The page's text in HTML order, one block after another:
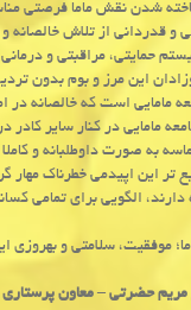
شدن نقش ماما فرصتی
و قدردانی از تلاش خالصانه
حمایتی، مراقبتی و
این مرز و بوم بدون
مامایی است که خالصانه در
مامایی در کنار سایر کادر
کووید۱۹، با خلق حماسه به
این اپیدمی خطرناک مهار
دارند، الگویی برای
موفقیت، سلامتی و
مریم حضرتی – معاون